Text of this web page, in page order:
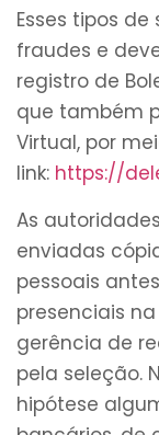
Esses tipos
fraudes e
registro de
que também
Virtual, por
link: https://
As
enviadas
pessoais
presenciais
gerência de
pela seleção.
hipótese